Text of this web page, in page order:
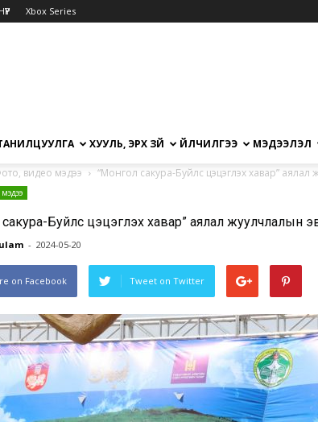
НҮҮР Xbox Series
ХУУЛЬ, ЭРХ ЗҮЙ ҮЙЛЧИЛГЭЭ МЭДЭЭЛЭЛ
видео мэдээ “Монгол сакура-Буйлс цэцэглэх хавар”
Буйлс цэцэглэх хавар” аялал жуулчлалын
- 2024-05-20
on Facebook Tweet on Twitter